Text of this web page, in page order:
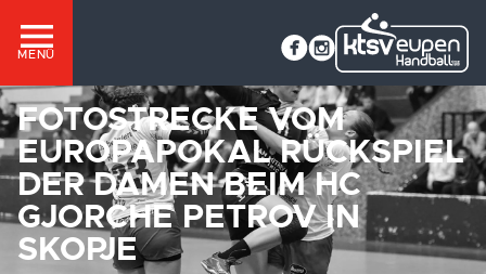
MENÜ
FOTOSTRECKE VOM
EUROPAPOKAL RÜCKSPIEL
DER DAMEN BEIM HC
GJORCHE PETROV IN
SKOPJE